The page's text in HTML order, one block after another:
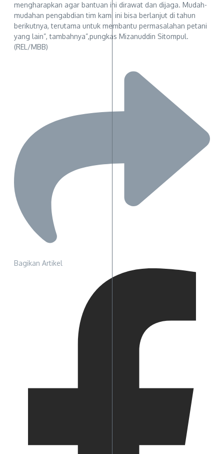
mengharapkan agar bantuan ini dirawat dan dijaga. Mudah-
mudahan pengabdian tim kami ini bisa berlanjut di tahun
berikutnya, terutama untuk membantu permasalahan petani
yang lain”, tambahnya”,pungkas Mizanuddin Sitompul.
(REL/MBB)
Bagikan Artikel